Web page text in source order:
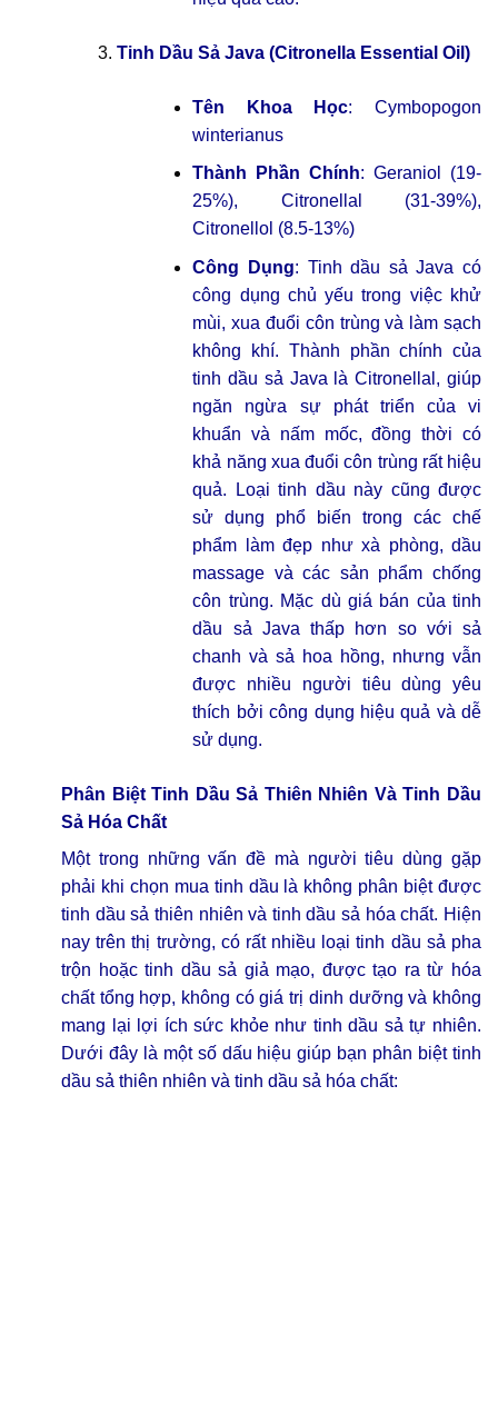
Tinh Dầu Sả Java (Citronella Essential Oil)
Tên Khoa Học: Cymbopogon
winterianus
Thành Phần Chính: Geraniol (19-
25%), Citronellal (31-39%),
Citronellol (8.5-13%)
Công Dụng: Tinh dầu sả Java có
công dụng chủ yếu trong việc khử
mùi, xua đuổi côn trùng và làm sạch
không khí. Thành phần chính của
tinh dầu sả Java là Citronellal, giúp
ngăn ngừa sự phát triển của vi
khuẩn và nấm mốc, đồng thời có
khả năng xua đuổi côn trùng rất hiệu
quả. Loại tinh dầu này cũng được
sử dụng phổ biến trong các chế
phẩm làm đẹp như xà phòng, dầu
massage và các sản phẩm chống
côn trùng. Mặc dù giá bán của tinh
dầu sả Java thấp hơn so với sả
chanh và sả hoa hồng, nhưng vẫn
được nhiều người tiêu dùng yêu
thích bởi công dụng hiệu quả và dễ
sử dụng.
Phân Biệt Tinh Dầu Sả Thiên Nhiên Và Tinh Dầu
Sả Hóa Chất
Một trong những vấn đề mà người tiêu dùng gặp
phải khi chọn mua tinh dầu là không phân biệt được
tinh dầu sả thiên nhiên và tinh dầu sả hóa chất. Hiện
nay trên thị trường, có rất nhiều loại tinh dầu sả pha
trộn hoặc tinh dầu sả giả mạo, được tạo ra từ hóa
chất tổng hợp, không có giá trị dinh dưỡng và không
mang lại lợi ích sức khỏe như tinh dầu sả tự nhiên.
Dưới đây là một số dấu hiệu giúp bạn phân biệt tinh
dầu sả thiên nhiên và tinh dầu sả hóa chất: